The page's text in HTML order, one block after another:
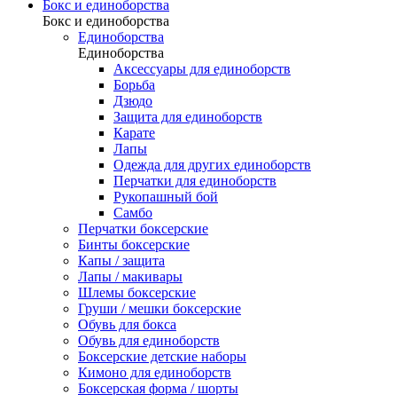
Бокс и единоборства
Бокс и единоборства
Единоборства
Единоборства
Аксессуары для единоборств
Борьба
Дзюдо
Защита для единоборств
Карате
Лапы
Одежда для других единоборств
Перчатки для единоборств
Рукопашный бой
Самбо
Перчатки боксерские
Бинты боксерские
Капы / защита
Лапы / макивары
Шлемы боксерские
Груши / мешки боксерские
Обувь для бокса
Обувь для единоборств
Боксерские детские наборы
Кимоно для единоборств
Боксерская форма / шорты